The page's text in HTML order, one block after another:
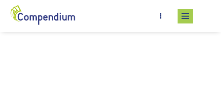
Salta al contenuto principale